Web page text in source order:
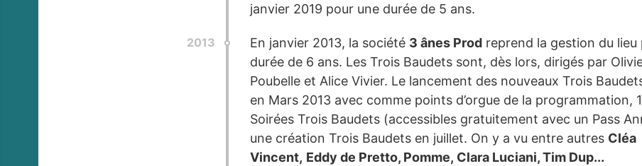
janvier 2019 pour une durée de 5 ans.
2013 En janvier 2013, la société 3 ânes Prodreprend la gestion du lieu
durée de 6 ans. Les Trois Baudets sont, dès lors, dirigés par
Poubelle et Alice Vivier. Le lancement des nouveaux Trois
en Mars 2013 avec comme points d’orgue de la programmation,
Soirées Trois Baudets (accessibles gratuitement avec un Pass
une création Trois Baudets en juillet. On y a vu entre autres Cléa
Vincent, Eddy de Pretto, Pomme, Clara Luciani, Tim Dup...